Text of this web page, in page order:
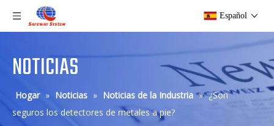
Español
NOTICIAS
Hogar » Noticias » Noticias de la Industria » ¿Son
seguros los detectores de metales a pie?